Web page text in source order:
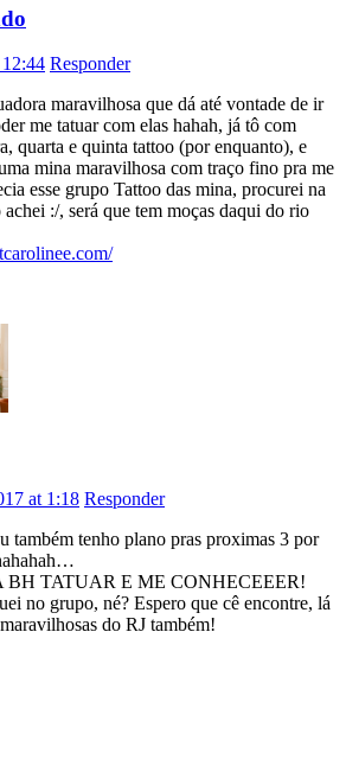
Responder
maravilhosa que dá até vontade de ir
me tatuar com elas hahah, já tô com
quarta e quinta tattoo (por enquanto), e
mina maravilhosa com traço fino pra me
esse grupo Tattoo das mina, procurei na
:/, será que tem moças daqui do rio
at 1:18 Responder
também tenho plano pras proximas 3 por
BH TATUAR E ME CONHECEEER!
no grupo, né? Espero que cê encontre, lá
do RJ também!